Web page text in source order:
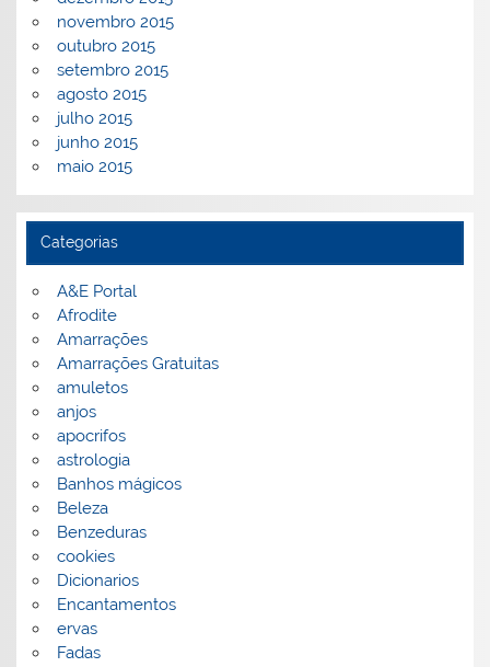
novembro 2015
outubro 2015
setembro 2015
agosto 2015
julho 2015
junho 2015
maio 2015
Categorias
A&E Portal
Afrodite
Amarrações
Amarrações Gratuitas
amuletos
anjos
apocrifos
astrologia
Banhos mágicos
Beleza
Benzeduras
cookies
Dicionarios
Encantamentos
ervas
Fadas